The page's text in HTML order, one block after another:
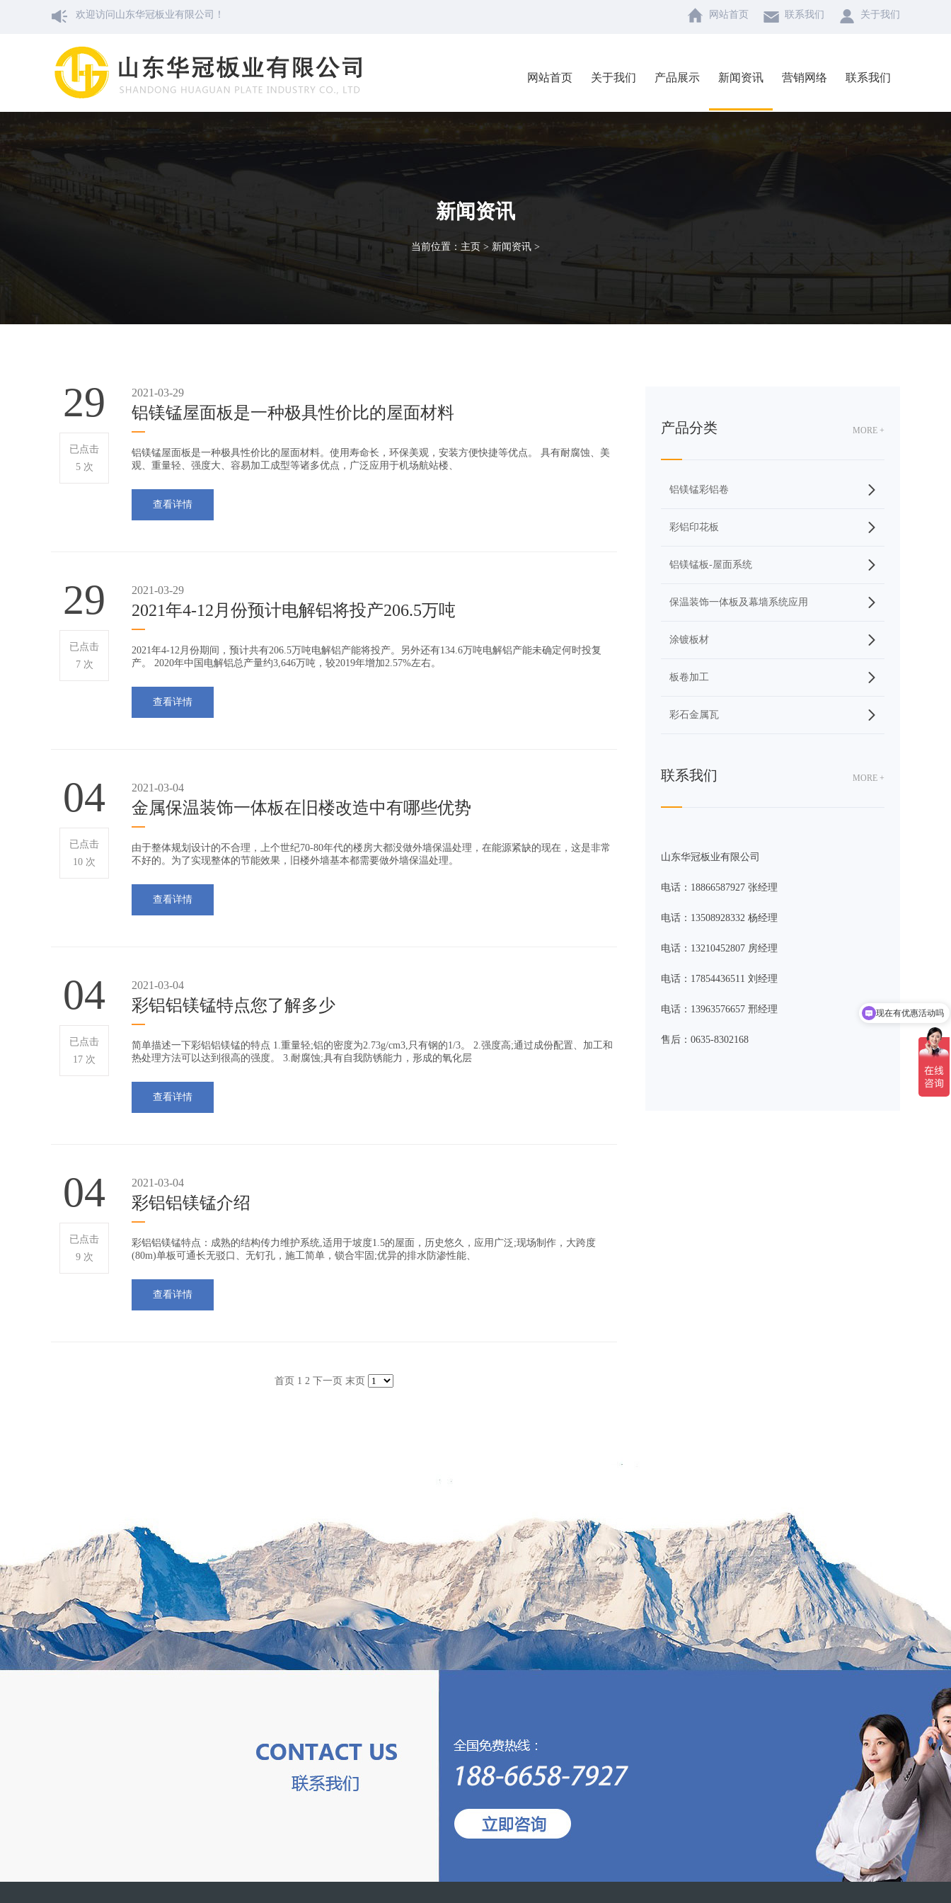
欢迎访问山东华冠板业有限公司！ 关于我们
联系我们
网站首页
网站首页 关于我们 产品展示 新闻资讯 营销网络 联系我们
新闻资讯
当前位置： 主页 > 新闻资讯 >
29
已点击
5 次
2021-03-29
铝镁锰屋面板是一种极具性价比的屋面材料
铝镁锰屋面板是一种极具性价比的屋面材料。使用寿命长，环保美观，安装方便快捷等优点。 具有耐腐蚀、美
观、重量轻、强度大、容易加工成型等诸多优点，广泛应用于机场航站楼、
查看详情
29
已点击
7 次
2021-03-29
2021年4-12月份预计电解铝将投产206.5万吨
2021年4-12月份期间，预计共有206.5万吨电解铝产能将投产。另外还有134.6万吨电解铝产能未确定何时投复
产。 2020年中国电解铝总产量约3,646万吨，较2019年增加2.57%左右。
查看详情
04
已点击
10 次
2021-03-04
金属保温装饰一体板在旧楼改造中有哪些优势
由于整体规划设计的不合理，上个世纪70-80年代的楼房大都没做外墙保温处理，在能源紧缺的现在，这是非常
不好的。为了实现整体的节能效果，旧楼外墙基本都需要做外墙保温处理。
查看详情
04
已点击
17 次
2021-03-04
彩铝铝镁锰特点您了解多少
简单描述一下彩铝铝镁锰的特点 1.重量轻;铝的密度为2.73g/cm3,只有钢的1/3。 2.强度高;通过成份配置、加工和
热处理方法可以达到很高的强度。 3.耐腐蚀;具有自我防锈能力，形成的氧化层
查看详情
04
已点击
9 次
2021-03-04
彩铝铝镁锰介绍
彩铝铝镁锰特点：成熟的结构传力维护系统,适用于坡度1.5的屋面，历史悠久，应用广泛;现场制作，大跨度
(80m)单板可通长无驳口、无钉孔，施工简单，锁合牢固;优异的排水防渗性能、
查看详情
首页 1 2 下一页 末页
产品分类 MORE +
铝镁锰彩铝卷
彩铝印花板
铝镁锰板-屋面系统
保温装饰一体板及幕墙系统应用
涂镀板材
板卷加工
彩石金属瓦
联系我们 MORE +
山东华冠板业有限公司
电话：18866587927 张经理
电话：13508928332 杨经理
电话：13210452807 房经理
电话：17854436511 刘经理
电话：13963576657 邢经理
售后：0635-8302168
可以介绍下你们的产品么